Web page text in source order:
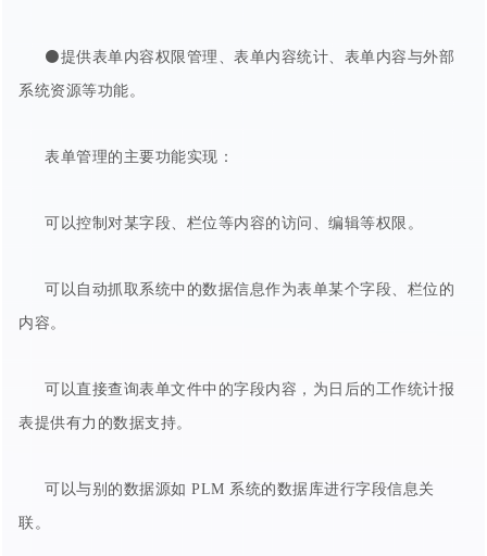
⚫提供表单内容权限管理、表单内容统计、表单内容与外部
系统资源等功能。
表单管理的主要功能实现：
可以控制对某字段、栏位等内容的访问、编辑等权限。
可以自动抓取系统中的数据信息作为表单某个字段、栏位的
内容。
可以直接查询表单文件中的字段内容，为日后的工作统计报
表提供有力的数据支持。
可以与别的数据源如 PLM 系统的数据库进行字段信息关
联。